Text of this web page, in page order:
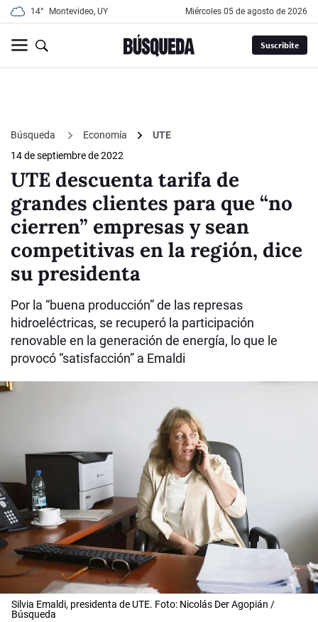
14° Montevideo, UY miércoles 05 de agosto de 2026
Suscribite
Búsqueda Economía
UTE
14 de septiembre de 2022
UTE descuenta tarifa de
grandes clientes para que “no
cierren” empresas y sean
competitivas en la región, dice
su presidenta
Por la “buena producción” de las represas
hidroeléctricas, se recuperó la participación
renovable en la generación de energía, lo que le
provocó “satisfacción” a Emaldi
Silvia Emaldi, presidenta de UTE. Foto: Nicolás Der Agopián /
Búsqueda